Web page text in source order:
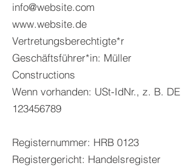
info@website.com
www.website.de
Vertretungsberechtigte*r
Geschäftsführer*in: Müller
Constructions
Wenn vorhanden: USt-IdNr., z. B. DE
123456789
Registernummer: HRB 0123
Registergericht: Handelsregister